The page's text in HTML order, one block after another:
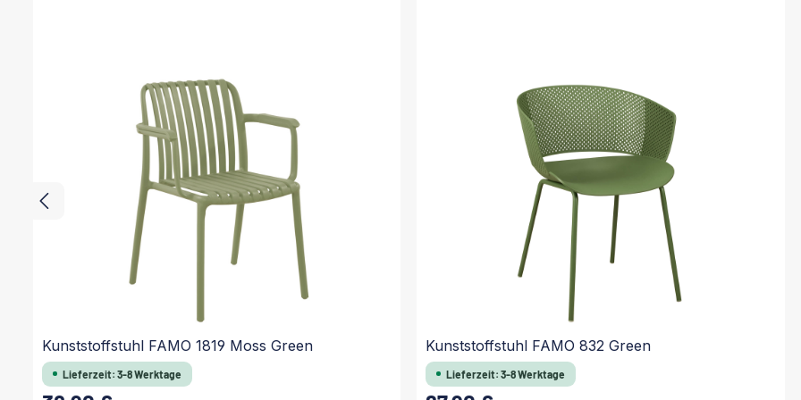
Kunststoffstuhl FAMO 1819 Moss Green
Lieferzeit: 3-8 Werktage
Kunststoffstuhl FAMO 832 Green
Lieferzeit: 3-8 Werktage